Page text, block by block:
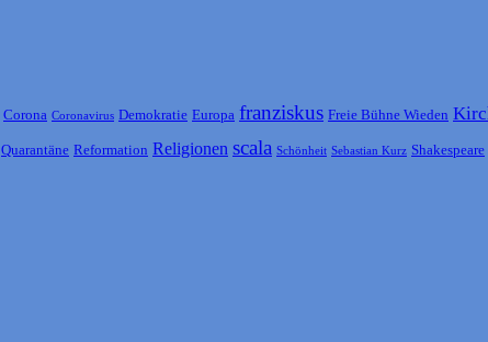
Corona Coronavirus Demokratie Europa franziskus Freie Bühne Wieden
Quarantäne Reformation Religionen scala Schönheit Sebastian Kurz Shakespeare